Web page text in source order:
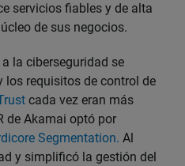
servicios fiables y de alta
de sus negocios.
la ciberseguridad se
requisitos de control de
cada vez eran más
de Akamai optó por
Segmentation. Al
y simplificó la gestión del